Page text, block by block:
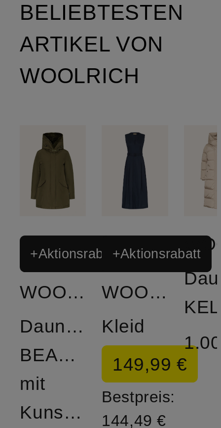
BELIEBTESTEN
ARTIKEL VON
WOOLRICH
+Aktionsrabatt
WOOLRICH
Daunenjacke
BEAKER
mit
Kunstpelz
+Aktionsrabatt
WOOLRICH
Kleid
149,99 €
Bestpreis:
144,49 €